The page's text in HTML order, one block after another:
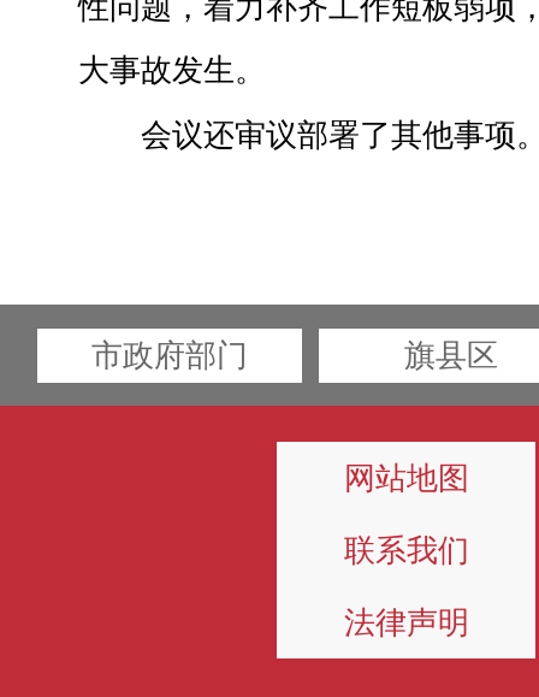
性问题，着力补齐工作短板弱项
大事故发生。
会议还审议部署了其他事项
市政府部门 旗县区
网站地图
联系我们
法律声明